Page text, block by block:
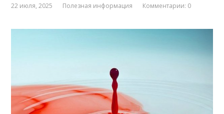
22 июля, 2025 Полезная информация Комментарии: 0